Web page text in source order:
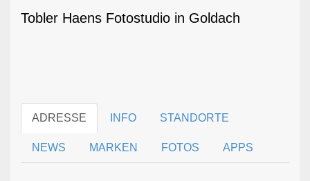
Tobler Haens Fotostudio in Goldach
ADRESSE INFO STANDORTE
NEWS MARKEN FOTOS APPS